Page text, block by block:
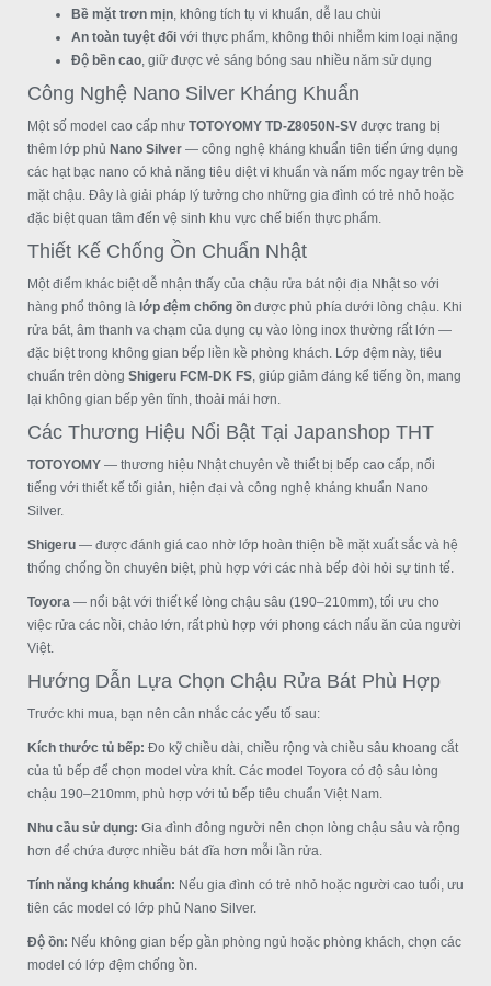
Bề mặt trơn mịn, không tích tụ vi khuẩn, dễ lau chùi
An toàn tuyệt đối với thực phẩm, không thôi nhiễm kim loại nặng
Độ bền cao, giữ được vẻ sáng bóng sau nhiều năm sử dụng
Công Nghệ Nano Silver Kháng Khuẩn
Một số model cao cấp như TOTOYOMY TD-Z8050N-SV được trang bị
thêm lớp phủ Nano Silver — công nghệ kháng khuẩn tiên tiến ứng dụng
các hạt bạc nano có khả năng tiêu diệt vi khuẩn và nấm mốc ngay trên bề
mặt chậu. Đây là giải pháp lý tưởng cho những gia đình có trẻ nhỏ hoặc
đặc biệt quan tâm đến vệ sinh khu vực chế biến thực phẩm.
Thiết Kế Chống Ồn Chuẩn Nhật
Một điểm khác biệt dễ nhận thấy của chậu rửa bát nội địa Nhật so với
hàng phổ thông là lớp đệm chống ồn được phủ phía dưới lòng chậu. Khi
rửa bát, âm thanh va chạm của dụng cụ vào lòng inox thường rất lớn —
đặc biệt trong không gian bếp liền kề phòng khách. Lớp đệm này, tiêu
chuẩn trên dòng Shigeru FCM-DK FS, giúp giảm đáng kể tiếng ồn, mang
lại không gian bếp yên tĩnh, thoải mái hơn.
Các Thương Hiệu Nổi Bật Tại Japanshop THT
TOTOYOMY — thương hiệu Nhật chuyên về thiết bị bếp cao cấp, nổi
tiếng với thiết kế tối giản, hiện đại và công nghệ kháng khuẩn Nano
Silver.
Shigeru — được đánh giá cao nhờ lớp hoàn thiện bề mặt xuất sắc và hệ
thống chống ồn chuyên biệt, phù hợp với các nhà bếp đòi hỏi sự tinh tế.
Toyora — nổi bật với thiết kế lòng chậu sâu (190–210mm), tối ưu cho
việc rửa các nồi, chảo lớn, rất phù hợp với phong cách nấu ăn của người
Việt.
Hướng Dẫn Lựa Chọn Chậu Rửa Bát Phù Hợp
Trước khi mua, bạn nên cân nhắc các yếu tố sau:
Kích thước tủ bếp: Đo kỹ chiều dài, chiều rộng và chiều sâu khoang cắt
của tủ bếp để chọn model vừa khít. Các model Toyora có độ sâu lòng
chậu 190–210mm, phù hợp với tủ bếp tiêu chuẩn Việt Nam.
Nhu cầu sử dụng: Gia đình đông người nên chọn lòng chậu sâu và rộng
hơn để chứa được nhiều bát đĩa hơn mỗi lần rửa.
Tính năng kháng khuẩn: Nếu gia đình có trẻ nhỏ hoặc người cao tuổi, ưu
tiên các model có lớp phủ Nano Silver.
Độ ồn: Nếu không gian bếp gần phòng ngủ hoặc phòng khách, chọn các
model có lớp đệm chống ồn.